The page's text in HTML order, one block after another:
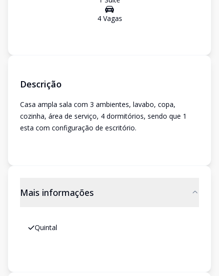
4Vagas
Descrição
Casa ampla sala com 3 ambientes, lavabo, copa,
cozinha, área de serviço, 4 dormitórios, sendo que 1
esta com configuração de escritório.
Mais informações
Quintal